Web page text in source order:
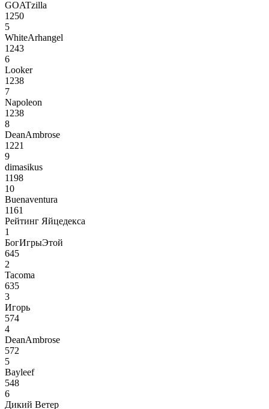
GOATzilla
1250
5
WhiteArhangel
1243
6
Looker
1238
7
Napoleon
1238
8
DeanAmbrose
1221
9
dimasikus
1198
10
Buenaventura
1161
Рейтинг Яйцедекса
1
БогИгрыЭтой
645
2
Tacoma
635
3
Игорь
574
4
DeanAmbrose
572
5
Bayleef
548
6
Дикий Ветер